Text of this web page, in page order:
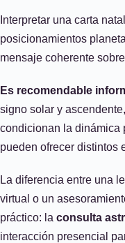
Interpretar una carta
posicionamientos
mensaje coherente
Es recomendable
signo solar y
condicionan la dinámica
pueden ofrecer distintos
La diferencia entre una
virtual o un
práctico: la consulta
interacción presencial